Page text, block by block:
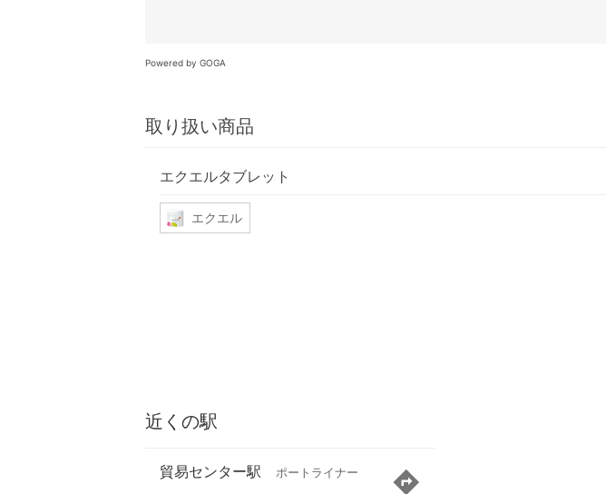
Powered by GOGA
取り扱い商品
エクエルタブレット
エクエル
近くの駅
貿易センター駅 ポートライナー